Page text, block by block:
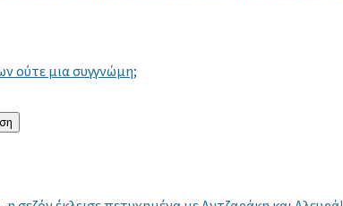
ούτε μια συγγνώμη;